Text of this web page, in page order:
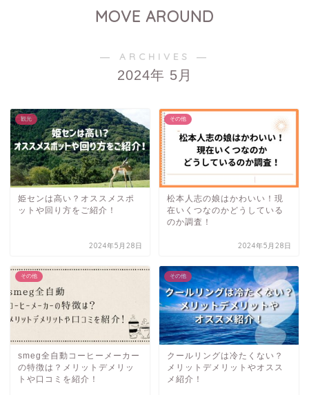
MOVE AROUND
― ARCHIVES ―
2024年 5月
観光
姫センは高い？オススメスポ
ットや回り方をご紹介！
2024年5月28日
その他
松本人志の娘はかわいい！現
在いくつなのかどうしている
のか調査！
2024年5月28日
その他
smeg全自動コーヒーメーカー
の特徴は？メリットデメリッ
トや口コミを紹介！
その他
クールリングは冷たくない？
メリットデメリットやオスス
メ紹介！